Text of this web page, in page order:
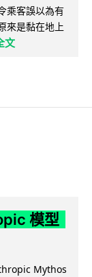
乘客誤以為有
來是黏在地上
文
模型
Mythos